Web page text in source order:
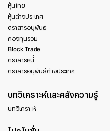
หุ้นไทย
หุ้นต่างประเทศ
ตราสารอนุพันธ์
กองทุนรวม
Block Trade
ตราสารหนี้
ตราสารอนุพันธ์ต่างประเทศ
บทวิเคราะห์และคลังความรู้
บทวิเคราะห์